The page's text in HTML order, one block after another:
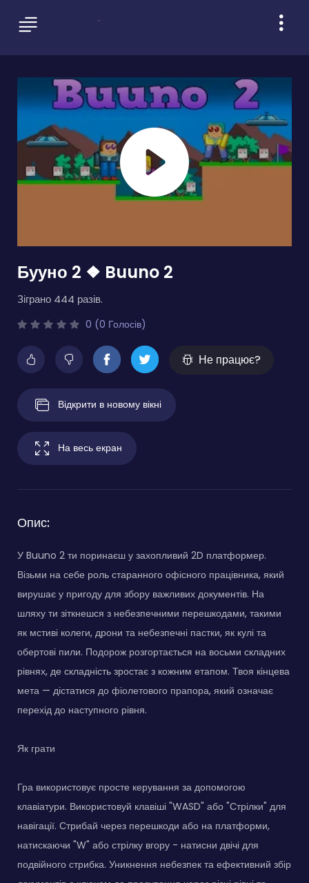
Бууно 2 ❖ Buuno 2
Зіграно 444 разів.
0 (0 Голосів)
Не працює?
Відкрити в новому вікні
На весь екран
Опис:
У Buuno 2 ти поринаєш у захопливий 2D платформер.
Візьми на себе роль старанного офісного працівника, який
вирушає у пригоду для збору важливих документів. На
шляху ти зіткнешся з небезпечними перешкодами, такими
як мстиві колеги, дрони та небезпечні пастки, як кулі та
обертові пили. Подорож розгортається на восьми складних
рівнях, де складність зростає з кожним етапом. Твоя кінцева
мета — дістатися до фіолетового прапора, який означає
перехід до наступного рівня.
Як грати
Гра використовує просте керування за допомогою
клавіатури. Використовуй клавіші "WASD" або "Стрілки" для
навігації. Стрибай через перешкоди або на платформи,
натискаючи "W" або стрілку вгору - натисни двічі для
подвійного стрибка. Уникнення небезпек та ефективний збір